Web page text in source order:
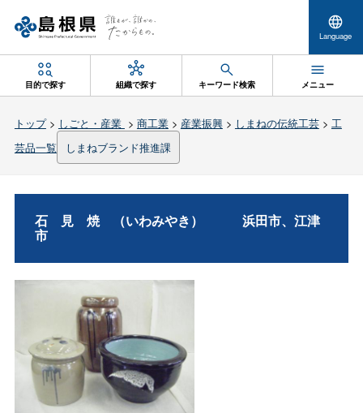
Language
目的で探す 組織で探す キーワード検索 メニュー
トップ> しごと・産業 > 商工業> 産業振興> しまねの伝統工芸> 工
芸品一覧
しまねブランド推進課
石見焼 （いわみやき） 浜田市、江津
市